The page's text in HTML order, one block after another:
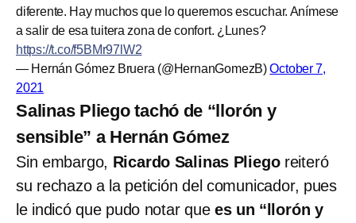
diferente. Hay muchos que lo queremos escuchar. Anímese
a salir de esa tuitera zona de confort. ¿Lunes?
https://t.co/f5BMr97lW2
— Hernán Gómez Bruera (@HernanGomezB)October 7,
2021
Salinas Pliego tachó de “llorón y
sensible” a Hernán Gómez
Sin embargo, Ricardo Salinas Pliegoreiteró
su rechazo a la petición del comunicador, pues
le indicó que pudo notar que es un “llorón y